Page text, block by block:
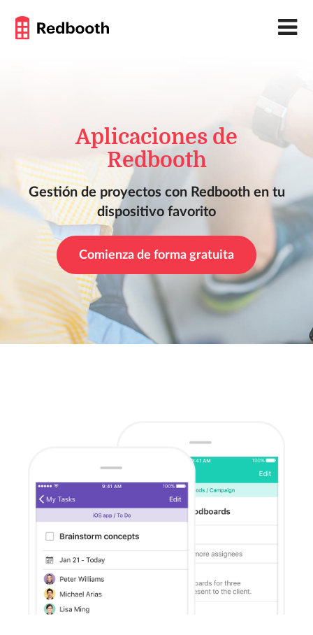
Aplicaciones de
Redbooth
Gestión de proyectos con Redbooth en tu
dispositivo favorito
Comienza de forma gratuita